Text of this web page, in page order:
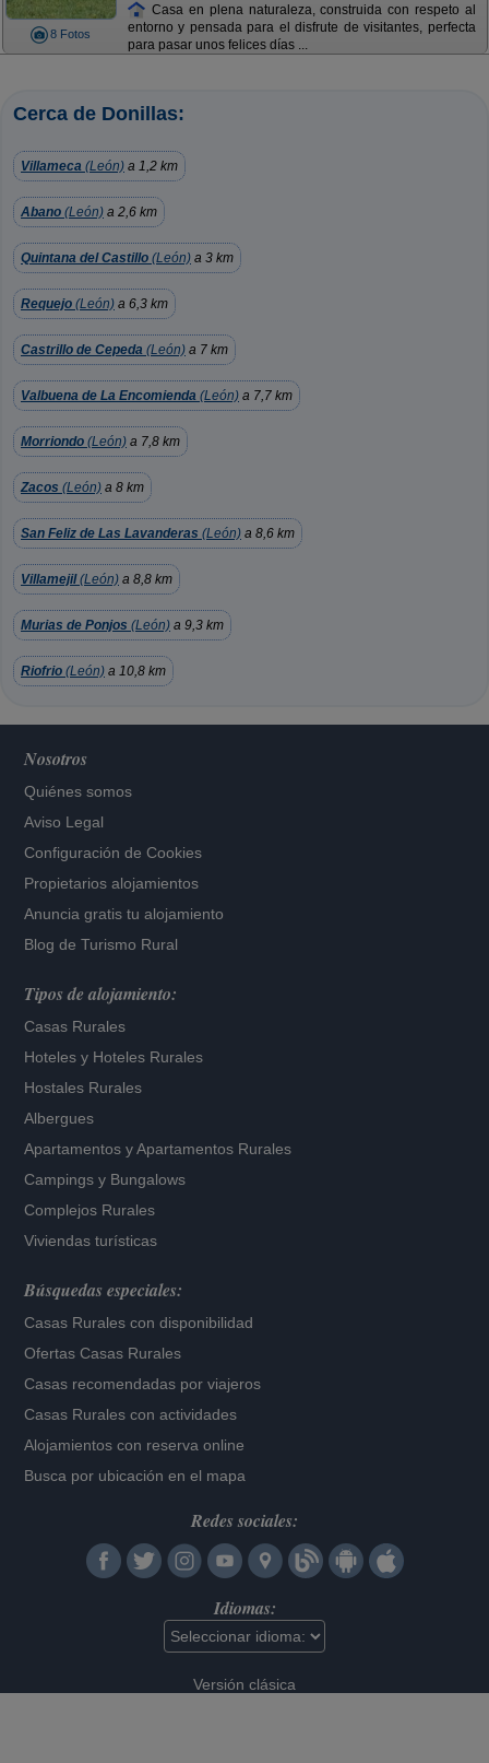
8 Fotos
Casa en plena naturaleza, construida con respeto al
entorno y pensada para el disfrute de visitantes, perfecta
para pasar unos felices días ...
Cerca de Donillas:
Villameca (León) a 1,2 km
Abano (León) a 2,6 km
Quintana del Castillo (León) a 3 km
Requejo (León) a 6,3 km
Castrillo de Cepeda (León) a 7 km
Valbuena de La Encomienda (León) a 7,7 km
Morriondo (León) a 7,8 km
Zacos (León) a 8 km
San Feliz de Las Lavanderas (León) a 8,6 km
Villamejil(León) a 8,8 km
Murias de Ponjos (León) a 9,3 km
Riofrio (León) a 10,8 km
Nosotros
Quiénes somos
Aviso Legal
Configuración de Cookies
Propietarios alojamientos
Anuncia gratis tu alojamiento
Blog de Turismo Rural
Tipos de alojamiento:
Casas Rurales
Hoteles y Hoteles Rurales
Hostales Rurales
Albergues
Apartamentos yApartamentos Rurales
Campings y Bungalows
Complejos Rurales
Viviendas turísticas
Búsquedas especiales:
Casas Rurales con disponibilidad
Ofertas Casas Rurales
Casas recomendadas por viajeros
Casas Rurales con actividades
Alojamientos con reserva online
Busca por ubicación en el mapa
Redes sociales:
Idiomas:
Versión clásica